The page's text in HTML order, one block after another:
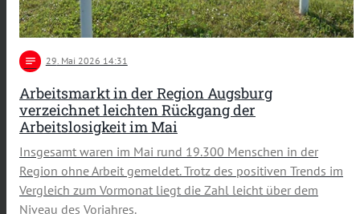
notes 29. Mai 2026 14:31
Arbeitsmarkt in der Region Augsburg
verzeichnet leichten Rückgang der
Arbeitslosigkeit im Mai
Insgesamt waren im Mai rund 19.300 Menschen in der
Region ohne Arbeit gemeldet. Trotz des positiven Trends im
Vergleich zum Vormonat liegt die Zahl leicht über dem
Niveau des Vorjahres.